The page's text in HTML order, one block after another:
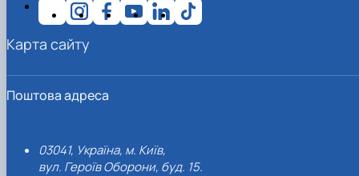
Поштова адреса
03041, Україна, м. Київ,
вул. Героїв Оборони, буд. 15.
Карта сайту